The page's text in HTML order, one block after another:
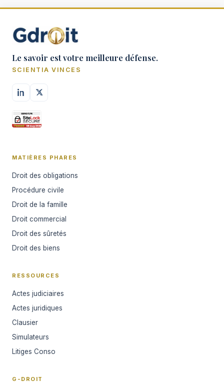
Le savoir est votre meilleure défense.
SCIENTIA VINCES
MATIÈRES PHARES
Droit des obligations
Procédure civile
Droit de la famille
Droit commercial
Droit des sûretés
Droit des biens
RESSOURCES
Actes judiciaires
Actes juridiques
Clausier
Simulateurs
Litiges Conso
G-DROIT